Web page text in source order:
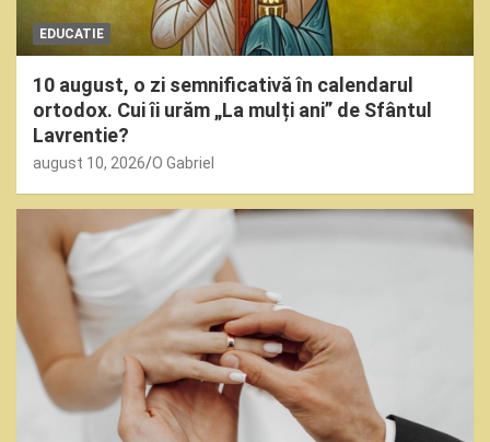
EDUCATIE
10 august, o zi semnificativă în calendarul
ortodox. Cui îi urăm „La mulți ani” de Sfântul
Lavrentie?
august 10, 2026 O Gabriel